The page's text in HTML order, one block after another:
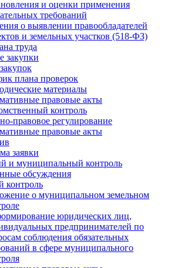
и оценки применения
требований
о выявлении правообладателей
и земельных участков (518-ФЗ)
труда
закупки
плана проверок
материалы
правовые акты
контроль
правовое регулирование
правовые акты
заявки
и муниципальный контроль
обсуждения
контроль
о муниципальном земельном
юридических лиц,
предпринимателей по
соблюдения обязательных
в сфере муниципального